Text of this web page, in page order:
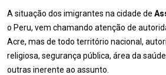
A situação dos imigrantes na cidade de
o Peru, vem chamando atenção de
Acre, mas de todo território nacional,
religiosa, segurança pública, área da
outras inerente ao assunto.